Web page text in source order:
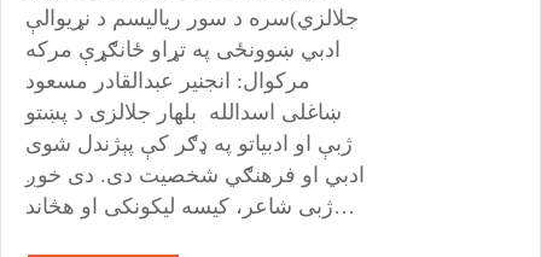
جلالزي)سره د سور ریالیسم د نړیوالې
ادبي ښوونځی په تړاو ځانګړې مرکه
مرکوال: انجنیر عبدالقادر مسعود
ښاغلی اسدالله بلهار جلالزی د پښتو
ژبې او ادبیاتو په ډګر کې پېژندل شوی
ادبي او فرهنګي شخصیت دی. دی خوږ
ژبی شاعر، کیسه لیکونکی او هڅاند…